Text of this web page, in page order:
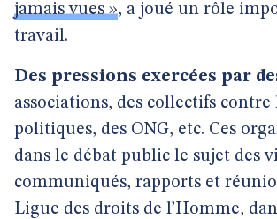
jamais vues », a joué un rôle
travail.
Des pressions exercées par
associations, des collectifs
politiques, des ONG, etc. Ces
dans le débat public le sujet des
communiqués, rapports et
Ligue des droits de l’Homme,